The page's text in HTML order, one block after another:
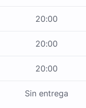
20:00
20:00
20:00
Sin entrega